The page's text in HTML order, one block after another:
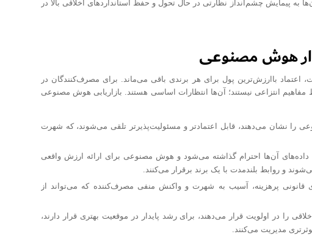
به پیمایش چشم‌انداز نظارتی در حال تحول و حفظ استانداردهای اخلاقی بالا در
هوش مصنوعی
اعتماد باارزش‌ترین پول برای هر برندی باقی می‌ماند. برای مصرف‌کنندگان در
انتزاعی نیستند؛ آن‌ها انتظارات اساسی هستند. بازاریابی هوش مصنوعی
را نشان می‌دهند، قابل اعتمادتر و مسئولیت‌پذیرتر تلقی می‌شوند، که شهرت
آن‌ها احترام گذاشته می‌شود و هوش مصنوعی برای ارائه ارزش واقعی
و روابط بلندمدت با یک برند برقرار می‌کنند.
پرهزینه، آسیب به شهرت و واکنش منفی مصرف‌کننده که می‌تواند از
را در اولویت قرار می‌دهند، برای رشد پایدار در موقعیت بهتری قرار دارند،
مدیریت می‌کنند.